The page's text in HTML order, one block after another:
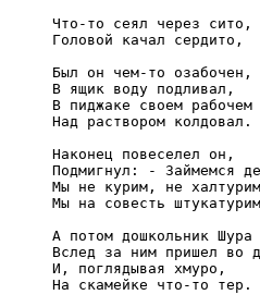
     Что-то сеял через сито,
     Головой качал сердито,
     Был он чем-то озабочен,
     В ящик воду подливал,
     В пиджаке своем рабочем
     Над раствором колдовал.
     Наконец повеселел он,
Подмигнул: - Займемся
Мы не курим, не
Мы на совесть
     А потом дошкольник Шура
Вслед за ним пришел во
     И, поглядывая хмуро,
     На скамейке что-то тер.